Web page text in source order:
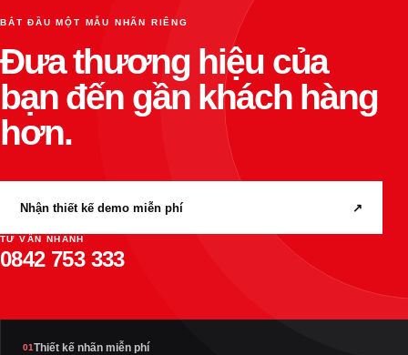
BẮT ĐẦU MỘT MẪU NHÃN RIÊNG
Đưa thương hiệu của
bạn đến gần khách hàng
hơn.
Nhận thiết kế demo miễn phí ↗
TƯ VẤN NHANH
0842 753 333
01Thiết kế nhãn miễn phí